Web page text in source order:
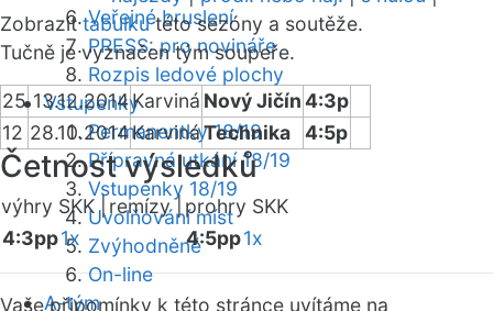
Veřejné bruslení
PRESS: pro novináře
Rozpis ledové plochy
Vstupenky
Permanentky 18/19
Přípravná utkání 18/19
Vstupenky 18/19
Uvolňování míst
Zvýhodněné
On-line
A-tým
Zobrazittabulkutéto sezóny a soutěže.
Tučně je vyznačen tým soupeře.
25 13.12.2014Karviná Nový Jičín4:3p
12 28.10.2014KarvináTechnika 4:5p
Četnost výsledků
výhry SKK | remízy | prohry SKK
4:3pp1x 4:5pp1x
Vaše připomínky k této stránce uvítáme na